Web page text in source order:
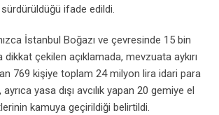
ifade edildi.
İstanbul Boğazı ve çevresinde 15 bin
dikkat çekilen açıklamada, mevzuata aykırı
769 kişiye toplam 24 milyon lira idari para
ayrıca yasa dışı avcılık yapan 20 gemiye el
kamuya geçirildiği belirtildi.